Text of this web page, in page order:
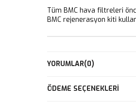
Tüm BMC hava filtreleri
BMC rejenerasyon kiti
YORUMLAR(0)
ÖDEME SEÇENEKLERI